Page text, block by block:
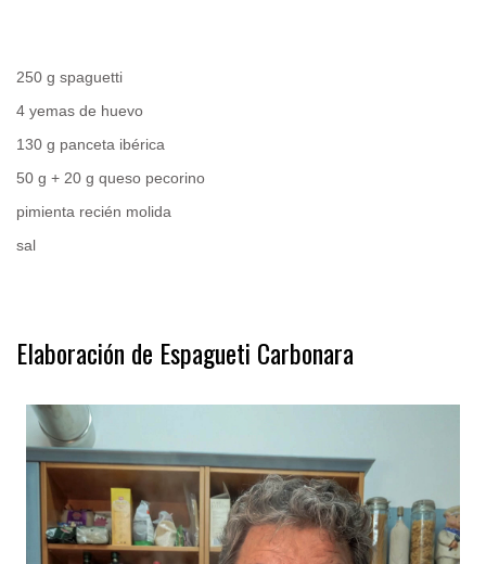
250 g spaguetti
4 yemas de huevo
130 g panceta ibérica
50 g + 20 g queso pecorino
pimienta recién molida
sal
Elaboración de Espagueti Carbonara